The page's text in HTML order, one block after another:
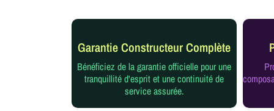
Garantie Constructeur Complète
Bénéficiez de la garantie officielle pour une
tranquillité d'esprit et une continuité de
service assurée.